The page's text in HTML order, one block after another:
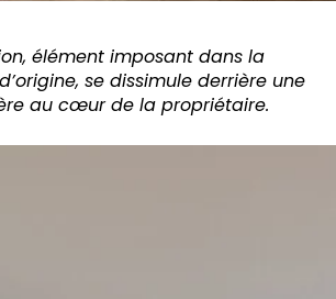
élément imposant dans la
se dissimule derrière une
au cœur de la propriétaire.